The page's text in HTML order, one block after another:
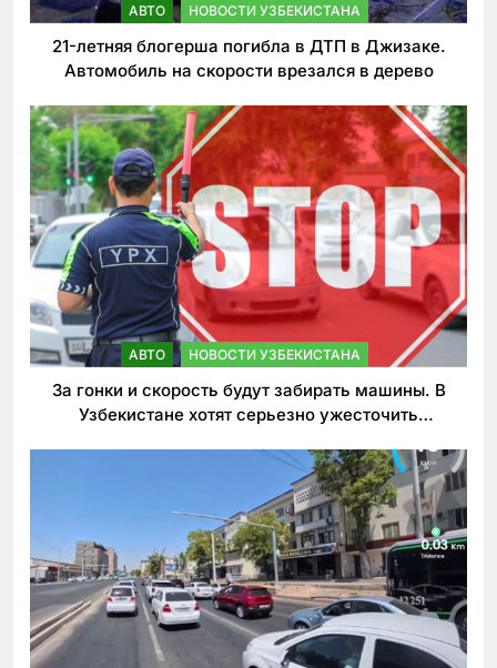
АВТО НОВОСТИ УЗБЕКИСТАНА
21-летняя блогерша погибла в ДТП в Джизаке.
Автомобиль на скорости врезался в дерево
АВТО НОВОСТИ УЗБЕКИСТАНА
За гонки и скорость будут забирать машины. В
Узбекистане хотят серьезно ужесточить